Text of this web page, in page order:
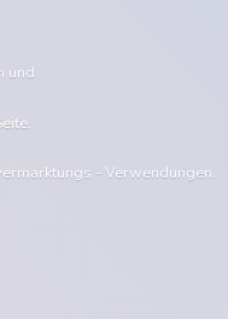
und
- Verwendungen.